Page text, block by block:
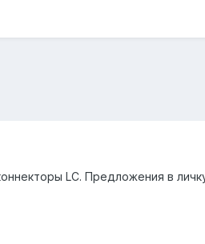
LC. Предложения в